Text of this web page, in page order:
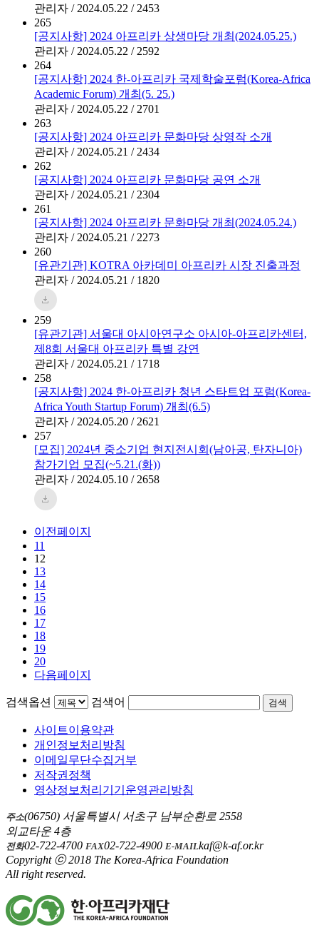
관리자 / 2024.05.22 / 2453
265
[공지사항] 2024 아프리카 상생마당 개최(2024.05.25.)
관리자 / 2024.05.22 / 2592
264
[공지사항] 2024 한-아프리카 국제학술포럼(Korea-Africa
Academic Forum) 개최(5. 25.)
관리자 / 2024.05.22 / 2701
263
[공지사항] 2024 아프리카 문화마당 상영작 소개
관리자 / 2024.05.21 / 2434
262
[공지사항] 2024 아프리카 문화마당 공연 소개
관리자 / 2024.05.21 / 2304
261
[공지사항] 2024 아프리카 문화마당 개최(2024.05.24.)
관리자 / 2024.05.21 / 2273
260
[유관기관] KOTRA 아카데미 아프리카 시장 진출과정
관리자 / 2024.05.21 / 1820
259
[유관기관] 서울대 아시아연구소 아시아-아프리카센터,
제8회 서울대 아프리카 특별 강연
관리자 / 2024.05.21 / 1718
258
[공지사항] 2024 한-아프리카 청년 스타트업 포럼(Korea-
Africa Youth Startup Forum) 개최(6.5)
관리자 / 2024.05.20 / 2621
257
[모집] 2024년 중소기업 현지전시회(남아공, 탄자니아)
참가기업 모집(~5.21.(화))
관리자 / 2024.05.10 / 2658
이전페이지
11
12
13
14
15
16
17
18
19
20
다음페이지
검색옵션 검색어 검색
사이트이용약관
개인정보처리방침
이메일무단수집거부
저작권정책
영상정보처리기기운영관리방침
주소(06750) 서울특별시 서초구 남부순환로 2558
외교타운 4층
전화02-722-4700 FAX02-722-4900 E-MAILkaf@k-af.or.kr
Copyright ⓒ 2018 The Korea-Africa Foundation
All right reserved.